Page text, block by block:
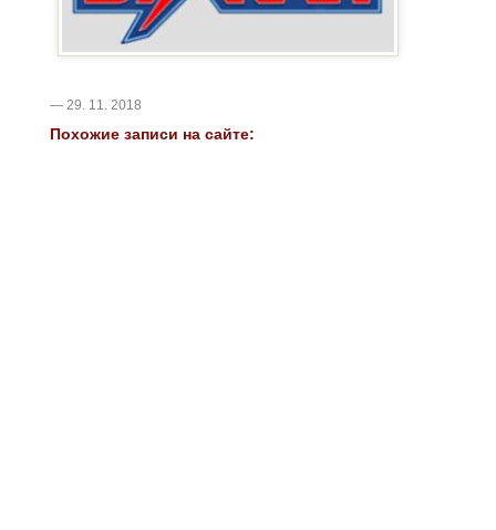
— 29. 11. 2018
Похожие записи на сайте: